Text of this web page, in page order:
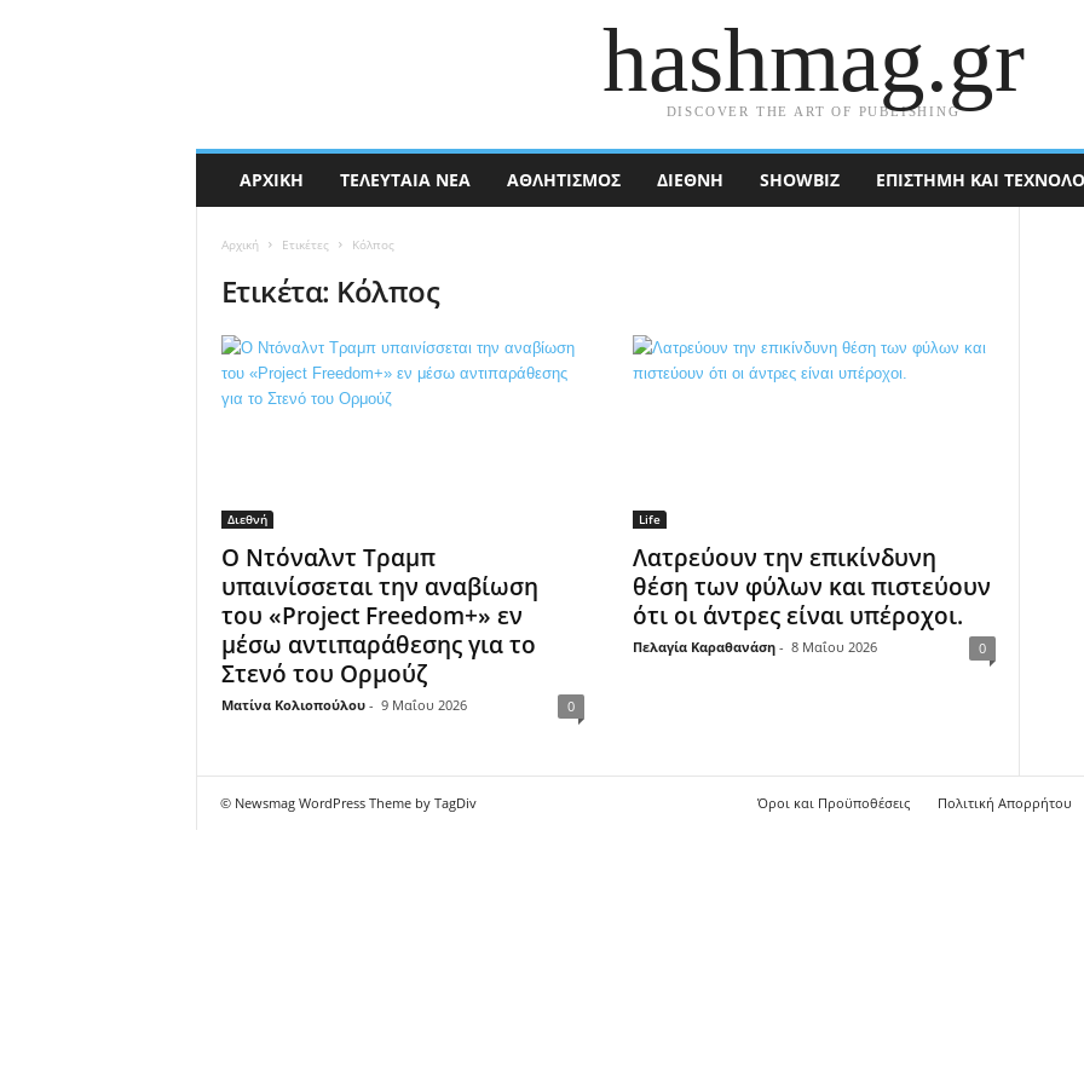
hashmag.gr
DISCOVER THE ART OF PUBLISHING
ΑΡΧΙΚΉ ΤΕΛΕΥΤΑΊΑ ΝΈΑ ΑΘΛΗΤΙΣΜΟΣ ΔΙΕΘΝΉ SHOWBIZ ΕΠΙΣΤΉΜΗ ΚΑΙ
Αρχική Ετικέτες Κόλπος
Ετικέτα: Κόλπος
Διεθνή
Ο Ντόναλντ Τραμπ
υπαινίσσεται την αναβίωση
του «Project Freedom+» εν
μέσω αντιπαράθεσης για το
Στενό του Ορμούζ
Ματίνα Κολιοπούλου - 9 Μαΐου 2026 0
Life
Λατρεύουν την επικίνδυνη
θέση των φύλων και πιστεύουν
ότι οι άντρες είναι υπέροχοι.
Πελαγία Καραθανάση - 8 Μαΐου 2026 0
Όροι και Προϋποθέσεις Πολιτική Απορρήτου
© Newsmag WordPress Theme by TagDiv